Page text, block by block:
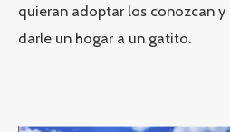
quieran adoptar los conozcan y
darle un hogar a un gatito.